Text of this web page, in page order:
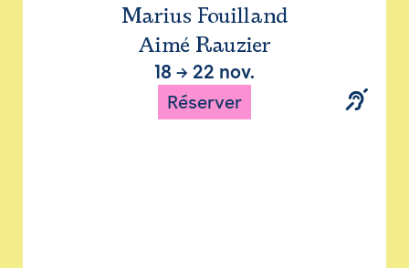
Marius Fouilland
Aimé Rauzier
18 → 22 nov.
Réserver